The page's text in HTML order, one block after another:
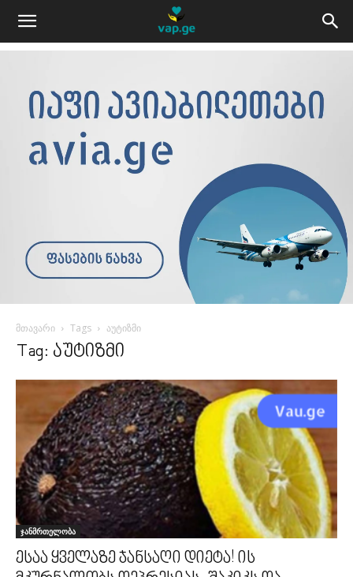
მთავარი Tags აუტიზმი
Tag: აუტიზმი
ჯანმრთელობა
ესაა ყველაზე ჯანსაღი დიეტა! ის